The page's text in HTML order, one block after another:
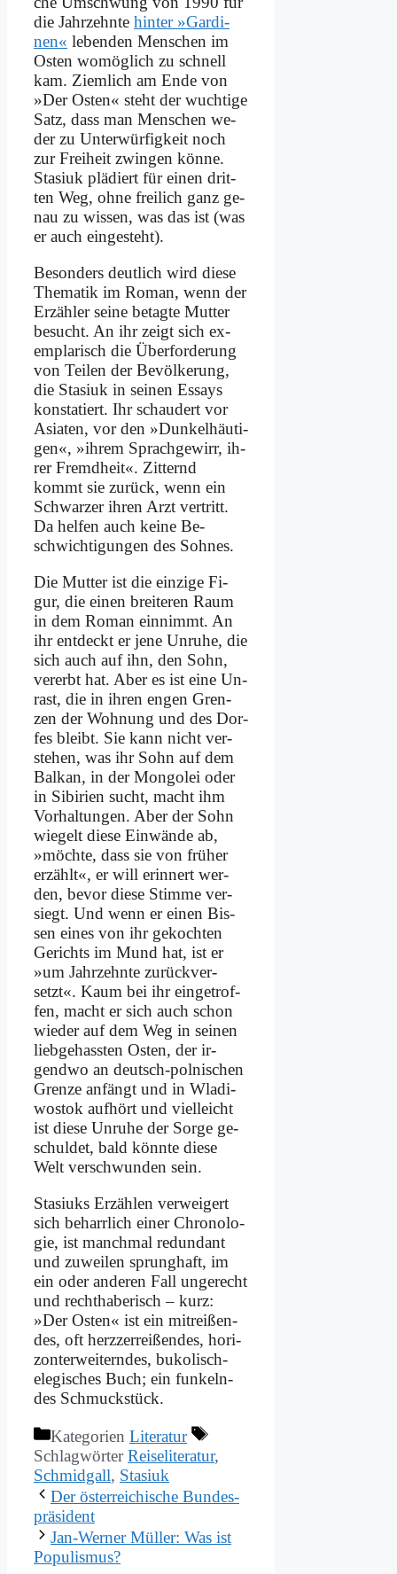
die Jahr­zehn­te hin­ter »Gar­di­
nen« le­ben­den Men­schen im
Osten wo­mög­lich zu schnell
kam. Ziem­lich am En­de von
»Der Osten« steht der wuch­ti­ge
Satz, dass man Men­schen we­
der zu Un­ter­wür­fig­keit noch
zur Frei­heit zwin­gen kön­ne.
Sta­si­uk plä­diert für ei­nen drit­
ten Weg, oh­ne frei­lich ganz ge­
nau zu wis­sen, was das ist (was
er auch ein­ge­steht).
Be­son­ders deut­lich wird die­se
The­ma­tik im Ro­man, wenn der
Er­zäh­ler sei­ne be­tag­te Mut­ter
be­sucht. An ihr zeigt sich ex­
em­pla­risch die Über­for­de­rung
von Tei­len der Be­völ­ke­rung,
die Sta­si­uk in sei­nen Es­says
kon­sta­tiert. Ihr schau­dert vor
Asia­ten, vor den »Dun­kel­häu­ti­
gen«, »ih­rem Sprach­ge­wirr, ih­
rer Fremd­heit«. Zit­ternd
kommt sie zu­rück, wenn ein
Schwar­zer ih­ren Arzt ver­tritt.
Da hel­fen auch kei­ne Be­
schwich­ti­gun­gen des Soh­nes.
Die Mut­ter ist die ein­zi­ge Fi­
gur, die ei­nen brei­te­ren Raum
in dem Ro­man ein­nimmt. An
ihr ent­deckt er je­ne Un­ru­he, die
sich auch auf ihn, den Sohn,
ver­erbt hat. Aber es ist ei­ne Un­
rast, die in ih­ren en­gen Gren­
zen der Woh­nung und des Dor­
fes bleibt. Sie kann nicht ver­
ste­hen, was ihr Sohn auf dem
Bal­kan, in der Mon­go­lei oder
in Si­bi­ri­en sucht, macht ihm
Vor­hal­tun­gen. Aber der Sohn
wie­gelt die­se Ein­wän­de ab,
»möch­te, dass sie von frü­her
er­zählt«, er will er­in­nert wer­
den, be­vor die­se Stim­me ver­
siegt. Und wenn er ei­nen Bis­
sen ei­nes von ihr ge­koch­ten
Ge­richts im Mund hat, ist er
»um Jahr­zehn­te zu­rück­ver­
setzt«. Kaum bei ihr ein­ge­trof­
fen, macht er sich auch schon
wie­der auf dem Weg in sei­nen
lieb­ge­hass­ten Osten, der ir­
gend­wo an deutsch-pol­ni­schen
Gren­ze an­fängt und in Wla­di­
wo­stok auf­hört und viel­leicht
ist die­se Un­ru­he der Sor­ge ge­
schul­det, bald könn­te die­se
Welt ver­schwun­den sein.
Sta­si­uks Er­zäh­len ver­wei­gert
sich be­harr­lich ei­ner Chro­no­lo­
gie, ist manch­mal red­un­dant
und zu­wei­len sprung­haft, im
ein oder an­de­ren Fall un­ge­recht
und recht­ha­be­risch – kurz:
»Der Osten« ist ein mit­rei­ßen­
des, oft herz­zer­rei­ßen­des, ho­ri­
zont­er­wei­tern­des, bu­ko­lisch-
ele­gi­sches Buch; ein fun­keln­
des Schmuck­stück.
Kategorien Literatur
SchlagwörterReiseliteratur,
Schmidgall, Stasiuk
Der öster­rei­chi­sche Bun­des­
prä­si­dent
Jan-Wer­ner Mül­ler: Was ist
Po­pu­lis­mus?